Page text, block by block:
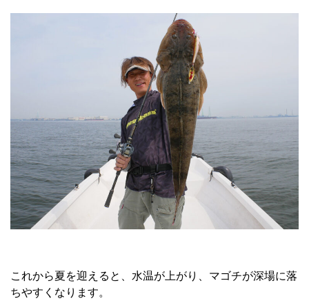
これから夏を迎えると、水温が上がり、マゴチが深場に落
ちやすくなります。